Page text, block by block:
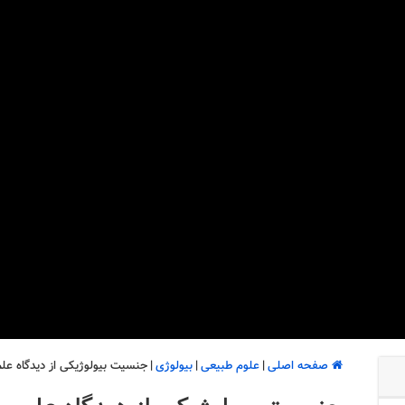
صفحه اصلی| علوم طبیعی| بیولوژی| جنسیت بیولوژیکی از دیدگاه